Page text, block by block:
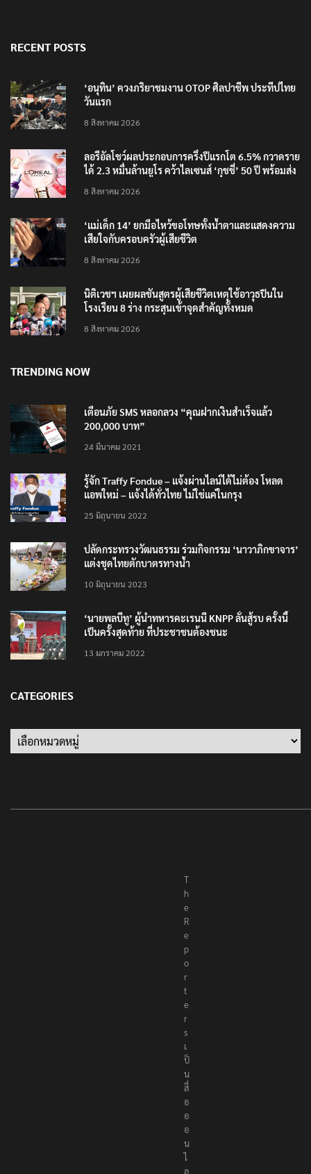
RECENT POSTS
‘อนุทิน’ ควงภริยาชมงาน OTOP ศิลปาชีพ ประทีปไทย
วันแรก
8 สิงหาคม 2026
ลอรีอัลโชว์ผลประกอบการครึ่งปีแรกโต 6.5% กวาดราย
ได้ 2.3 หมื่นล้านยูโร คว้าไลเซนส์ ‘กุชชี่’ 50 ปี พร้อมส่ง
8 สิงหาคม 2026
‘แม่เด็ก 14’ ยกมือไหว้ขอโทษทั้งน้ำตาและแสดงความ
เสียใจกับครอบครัวผู้เสียชีวิต
8 สิงหาคม 2026
นิติเวชฯ เผยผลชันสูตรผู้เสียชีวิตเหตุใช้อาวุธปืนใน
โรงเรียน 8 ร่าง กระสุนเข้าจุดสำคัญทั้งหมด
8 สิงหาคม 2026
TRENDING NOW
เตือนภัย SMS หลอกลวง “คุณฝากเงินสำเร็จแล้ว
200,000 บาท”
24 มีนาคม 2021
รู้จัก Traffy Fondue – แจ้งผ่านไลน์ได้ไม่ต้อง โหลด
แอพใหม่ – แจ้งได้ทั่วไทย ไม่ใช่แค่ในกรุง
25 มิถุนายน 2022
ปลัดกระทรวงวัฒนธรรม ร่วมกิจกรรม ‘นาวาภิกขาจาร’
แต่งชุดไทยตักบาตรทางน้ำ
10 มิถุนายน 2023
‘นายพลบีทู’ ผู้นำทหารคะเรนนี KNPP ลั่นสู้รบ ครั้งนี้
เป็นครั้งสุดท้าย ที่ประชาชนต้องชนะ
13 มกราคม 2022
CATEGORIES
Categories
T
h
e
R
e
p
o
r
t
e
r
s
เ
ป็
น
สื่
อ
อ
อ
น
ไ
ล